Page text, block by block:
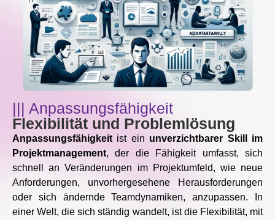
||| Anpassungsfähigkeit
Flexibilität und Problemlösung
Anpassungsfähigkeit ist ein unverzichtbarer Skill im
Projektmanagement, der die Fähigkeit umfasst, sich
schnell an Veränderungen im Projektumfeld, wie neue
Anforderungen, unvorhergesehene Herausforderungen
oder sich ändernde Teamdynamiken, anzupassen. In
einer Welt, die sich ständig wandelt, ist die Flexibilität, mit